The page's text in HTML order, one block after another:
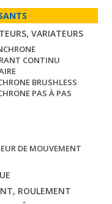
VARIATEURS
CONTINU
BRUSHLESS
PAS À PAS
DE MOUVEMENT
ROULEMENT